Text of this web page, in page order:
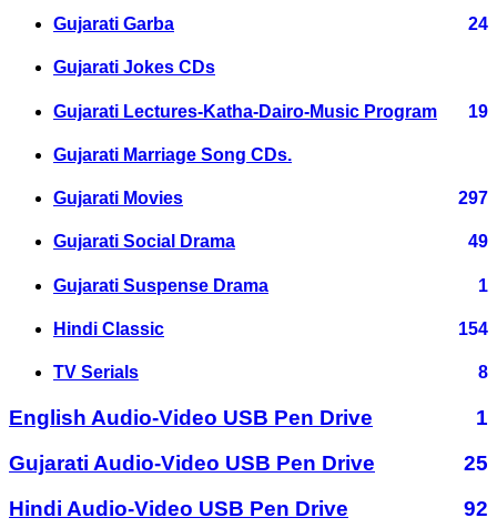
Gujarati Garba 24
Gujarati Jokes CDs
Gujarati Lectures-Katha-Dairo-Music Program 19
Gujarati Marriage Song CDs.
Gujarati Movies 297
Gujarati Social Drama 49
Gujarati Suspense Drama 1
Hindi Classic 154
TV Serials 8
English Audio-Video USB Pen Drive
1
Gujarati Audio-Video USB Pen Drive
25
Hindi Audio-Video USB Pen Drive
92